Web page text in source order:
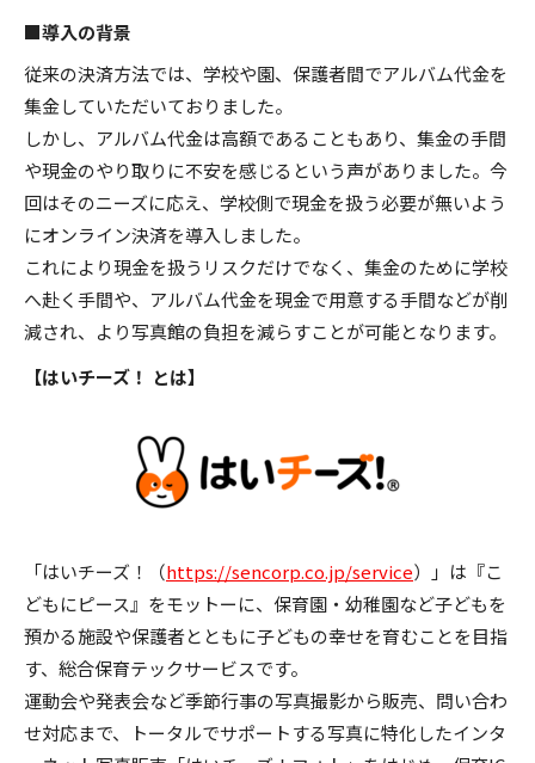
■導入の背景
従来の決済方法では、学校や園、保護者間でアルバム代金を
集金していただいておりました。
しかし、アルバム代金は高額であることもあり、集金の手間
や現金のやり取りに不安を感じるという声がありました。今
回はそのニーズに応え、学校側で現金を扱う必要が無いよう
にオンライン決済を導入しました。
これにより現金を扱うリスクだけでなく、集金のために学校
へ赴く手間や、アルバム代金を現金で用意する手間などが削
減され、より写真館の負担を減らすことが可能となります。
【はいチーズ！ とは】
「はいチーズ！（https://sencorp.co.jp/service）」は『こ
どもにピース』をモットーに、保育園・幼稚園など子どもを
預かる施設や保護者とともに子どもの幸せを育むことを目指
す、総合保育テックサービスです。
運動会や発表会など季節行事の写真撮影から販売、問い合わ
せ対応まで、トータルでサポートする写真に特化したインタ